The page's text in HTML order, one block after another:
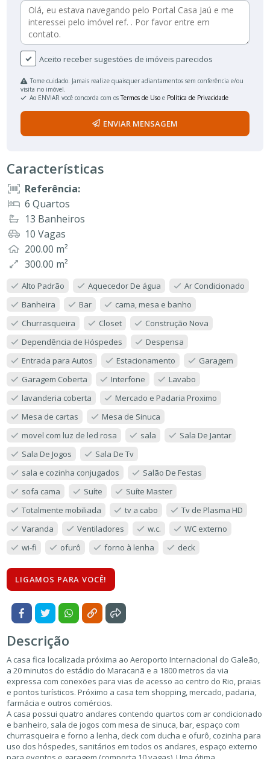
Aceito receber sugestões de imóveis parecidos
Tome cuidado. Jamais realize quaisquer adiantamentos sem conferência e/ou
visita no imóvel.
Ao ENVIAR você concorda com osTermos de Uso e Política de Privacidade
ENVIAR MENSAGEM
Características
Referência:
6 Quartos
13 Banheiros
10 Vagas
200.00 m²
300.00 m²
Alto Padrão Aquecedor De água
Ar Condicionado
Banheira
Bar
cama, mesa e banho
Churrasqueira
Closet
Construção Nova
Dependência de Hóspedes
Despensa
Entrada para Autos
Estacionamento
Garagem
Garagem Coberta
Interfone
Lavabo
lavanderia coberta
Mercado e Padaria Proximo
Mesa de cartas
Mesa de Sinuca
movel com luz de led rosa
sala
Sala De Jantar
Sala De Jogos
Sala De Tv
sala e cozinha conjugados
Salão De Festas
sofa cama
Suíte
Suíte Master
Totalmente mobiliada
tv a cabo
Tv de Plasma HD
Varanda
Ventiladores w.c.
WC externo
wi-fi
ofurô forno à lenha deck
LIGAMOS PARA VOCÊ!
Descrição
A casa fica localizada próxima ao Aeroporto Internacional do Galeão,
a 20 minutos do estádio do Maracanã e a 1800 metros da via
expressa com conexões para vias de acesso ao centro do Rio, praias
e pontos turísticos. Próximo a casa tem shopping, mercado, padaria,
farmácia e outros comércios.
A casa possui quatro andares contendo quartos com ar condicionado
e banheiro, sala de jogos com mesa de sinuca, bar, espaço com
churrasqueira e forno a lenha, deck com ducha e ofurô, cozinha para
uso dos hóspedes, sanitários em todos os andares, espaço externo